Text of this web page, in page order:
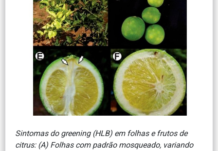
Sintomas do greening (HLB) em folhas e frutos de
citrus: (A) Folhas com padrão mosqueado, variando